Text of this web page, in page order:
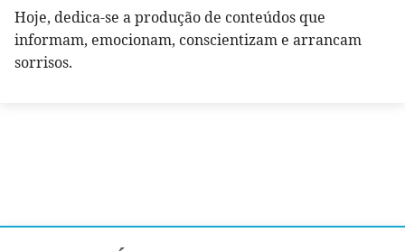
Hoje, dedica-se a produção de conteúdos que
informam, emocionam, conscientizam e arrancam
sorrisos.